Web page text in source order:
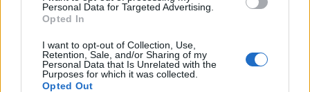
Personal Data for Targeted Advertising.
Opted In
I want to opt-out of Collection, Use,
Retention, Sale, and/or Sharing of my
Personal Data that Is Unrelated with the
Purposes for which it was collected.
Opted Out